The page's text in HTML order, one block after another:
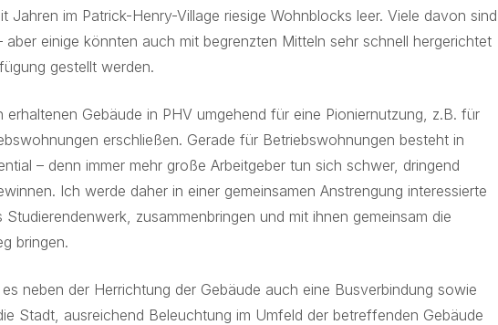
Jahren im Patrick-Henry-Village riesige Wohnblocks leer. Viele davon sind
aber einige könnten auch mit begrenzten Mitteln sehr schnell hergerichtet
gestellt werden.
erhaltenen Gebäude in PHV umgehend für eine Pioniernutzung, z.B. für
erschließen. Gerade für Betriebswohnungen besteht in
– denn immer mehr große Arbeitgeber tun sich schwer, dringend
Ich werde daher in einer gemeinsamen Anstrengung interessierte
zusammenbringen und mit ihnen gemeinsam die
bringen.
neben der Herrichtung der Gebäude auch eine Busverbindung sowie
Stadt, ausreichend Beleuchtung im Umfeld der betreffenden Gebäude